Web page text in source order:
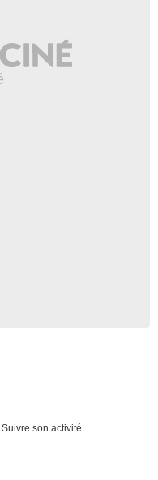
Suivre son activité